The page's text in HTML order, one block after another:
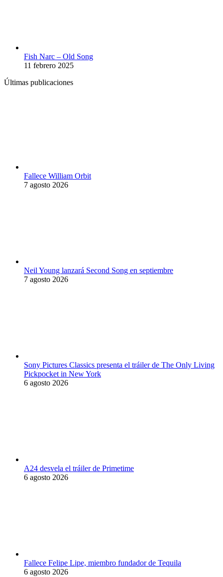
Fish Narc – Old Song
11 febrero 2025
Últimas publicaciones
Fallece William Orbit
7 agosto 2026
Neil Young lanzará Second Song en septiembre
7 agosto 2026
Sony Pictures Classics presenta el tráiler de The Only Living
Pickpocket in New York
6 agosto 2026
A24 desvela el tráiler de Primetime
6 agosto 2026
Fallece Felipe Lipe, miembro fundador de Tequila
6 agosto 2026